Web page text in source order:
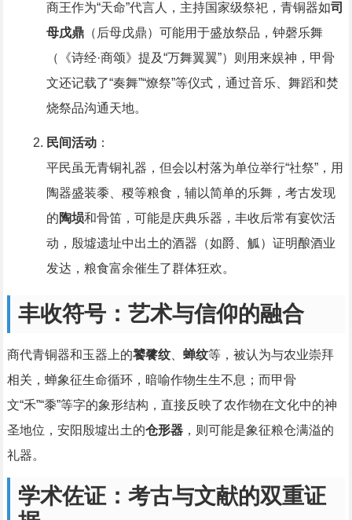
商王作为“天命”代言人，主持国家级祭祀，青铜器如司
母戊鼎（后母戊鼎）可能用于盛放祭品，钟磬乐舞
（《诗经·商颂》提及“万舞翼翼”）则用来娱神，甲骨
文还记载了“奏舞”“燎祭”等仪式，通过音乐、舞蹈和焚
烧祭品沟通天地。
民间活动：
平民虽无青铜礼器，但会以村落为单位举行“社祭”，用
陶器盛装黍、稷等粮食，辅以简单的乐舞，考古发现
的陶埙和骨笛，可能是庆典乐器，丰收后常有宴饮活
动，殷墟遗址中出土的酒器（如爵、觚）证明酿酒业
发达，粮食富余催生了群体狂欢。
丰收符号：艺术与信仰的融合
商代青铜器和玉器上的饕餮纹、 蝉纹等，被认为与农业崇拜
相关，蝉象征生命循环，暗喻作物生生不息；而甲骨
文“禾”“黍”等字的象形结构，直接反映了农作物在文化中的神
圣地位，安阳殷墟出土的仓形器，则可能是象征粮仓满溢的
礼器。
学术佐证：考古与文献的双重证